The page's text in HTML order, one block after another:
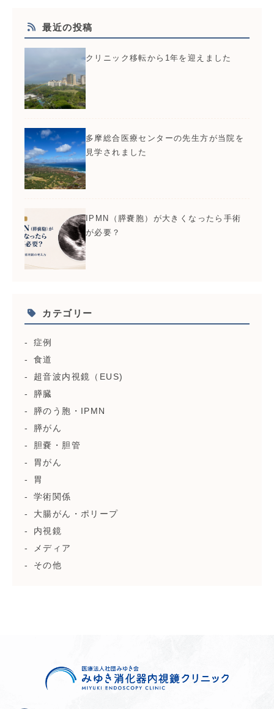
最近の投稿
クリニック移転から1年を迎えました
多摩総合医療センターの先生方が当院を
見学されました
IPMN（膵嚢胞）が大きくなったら手術
が必要？
カテゴリー
症例
食道
超音波内視鏡（EUS)
膵臓
膵のう胞・IPMN
膵がん
胆嚢・胆管
胃がん
胃
学術関係
大腸がん・ポリープ
内視鏡
メディア
その他